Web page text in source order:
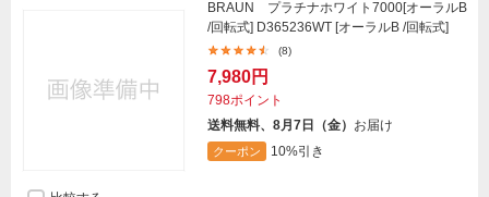
BRAUN プラチナホワイト7000[オーラルB
/回転式] D365236WT [オーラルB /回転式]
(8)
7,980円
798ポイント
送料無料、8月7日（金） お届け
クーポン 10%引き